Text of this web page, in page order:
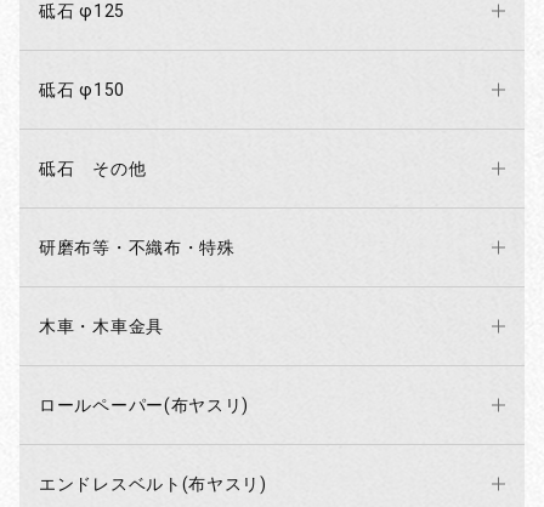
砥石 φ125
砥石 φ150
砥石 その他
研磨布等・不織布・特殊
木車・木車金具
ロールペーパー(布ヤスリ)
エンドレスベルト(布ヤスリ)